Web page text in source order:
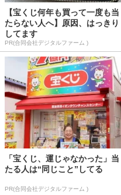
【宝くじ何年も買って一度も当
たらない人へ】原因、はっきり
してます
PR(合同会社デジタルファーム )
「宝くじ、運じゃなかった」当
たる人は“同じこと”してる
PR(合同会社デジタルファーム )